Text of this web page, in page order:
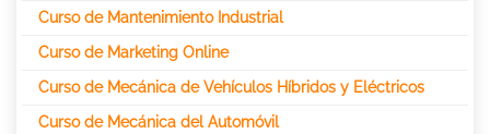
Curso de Mantenimiento Industrial
Curso de Marketing Online
Curso de Mecánica de Vehículos Híbridos y Eléctricos
Curso de Mecánica del Automóvil